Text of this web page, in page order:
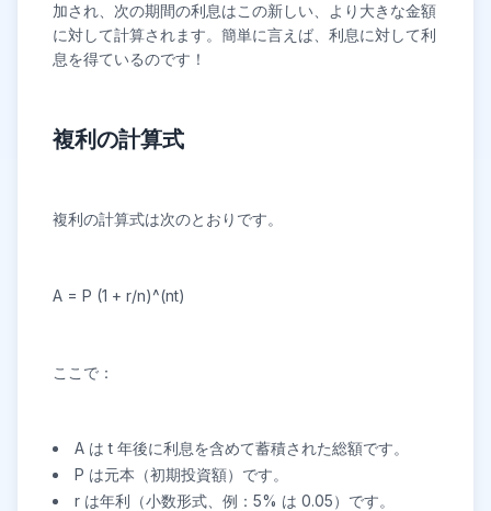
加され、次の期間の利息はこの新しい、より大きな金額
に対して計算されます。簡単に言えば、利息に対して利
息を得ているのです！
複利の計算式
複利の計算式は次のとおりです。
A = P (1 + r/n)^(nt)
ここで：
A は t 年後に利息を含めて蓄積された総額です。
P は元本（初期投資額）です。
r は年利（小数形式、例：5% は 0.05）です。